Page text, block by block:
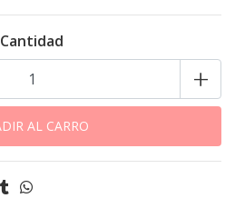
Cantidad
+